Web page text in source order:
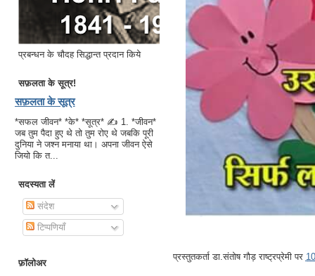
प्रबन्धन के चौदह सिद्धान्त प्रदान किये
सफ़लता के सूत्र!
सफ़लता के सूत्र
*सफल जीवन* *के* *सूत्र* ✍ 1. *जीवन*
जब तुम पैदा हुए थे तो तुम रोए थे जबकि पूरी
दुनिया ने जश्न मनाया था। अपना जीवन ऐसे
जियो कि त...
सदस्यता लें
संदेश
टिप्पणियाँ
फ़ॉलोअर
प्रस्तुतकर्ताडा.संतोष गौड़ राष्ट्रप्रेमी पर